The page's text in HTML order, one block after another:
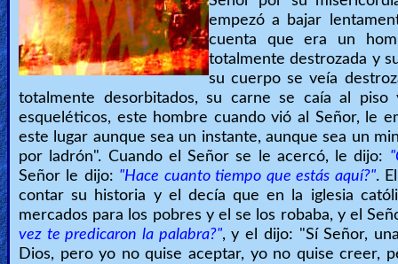
empezó a bajar
cuenta que era un
totalmente destrozada y
su cuerpo se veía
totalmente desorbitados, su carne se caía al
esqueléticos, este hombre cuando vió al Señor, le
este lugar aunque sea un instante, aunque sea un
por ladrón". Cuando el Señor se le acercó, le dijo:
Señor le dijo: "Hace cuanto tiempo que estás aquí?".
contar su historia y el decía que en la iglesia
mercados para los pobres y el se los robaba, y el
vez te predicaron la palabra?", y el dijo: "Sí Señor,
Dios, pero yo no quise aceptar, yo no quise creer,